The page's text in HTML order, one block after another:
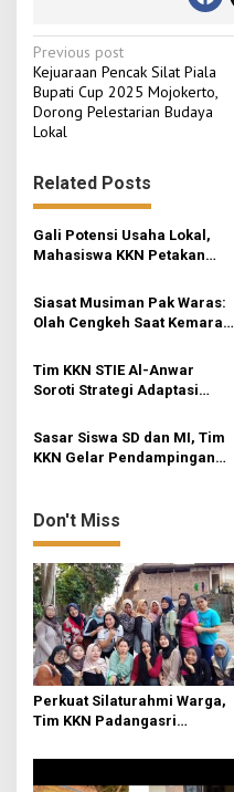
P
o
s
n
a
v
g
a
t
i
o
n
Previous post
Kejuaraan Pencak Silat Piala
Bupati Cup 2025 Mojokerto,
Dorong Pelestarian Budaya
Lokal
Related Posts
Gali Potensi Usaha Lokal,
Mahasiswa KKN Petakan
Pisang ‘Skecho Krispi’ di
Desa Rejosari
Siasat Musiman Pak Waras:
Olah Cengkeh Saat Kemarau,
Tim KKN STIE Al-Anwar
Soroti Strategi Adaptasi
Putra” di Desa Jatirejo
Sasar Siswa SD dan MI, Tim
KKN Gelar Pendampingan
Don't Miss
Perkuat Silaturahmi Warga,
Tim KKN Padangasri
Lewat Senam Sehat dan